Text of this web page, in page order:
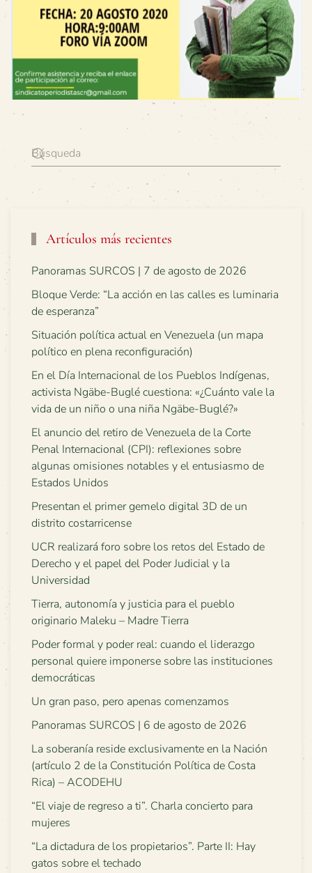
Artículos más recientes
Panoramas SURCOS | 7 de agosto de 2026
Bloque Verde: “La acción en las calles es luminaria
de esperanza”
Situación política actual en Venezuela (un mapa
político en plena reconfiguración)
En el Día Internacional de los Pueblos Indígenas,
activista Ngäbe-Buglé cuestiona: «¿Cuánto vale la
vida de un niño o una niña Ngäbe-Buglé?»
El anuncio del retiro de Venezuela de la Corte
Penal Internacional (CPI): reflexiones sobre
algunas omisiones notables y el entusiasmo de
Estados Unidos
Presentan el primer gemelo digital 3D de un
distrito costarricense
UCR realizará foro sobre los retos del Estado de
Derecho y el papel del Poder Judicial y la
Universidad
Tierra, autonomía y justicia para el pueblo
originario Maleku – Madre Tierra
Poder formal y poder real: cuando el liderazgo
personal quiere imponerse sobre las instituciones
democráticas
Un gran paso, pero apenas comenzamos
Panoramas SURCOS | 6 de agosto de 2026
La soberanía reside exclusivamente en la Nación
(artículo 2 de la Constitución Política de Costa
Rica) – ACODEHU
“El viaje de regreso a ti”. Charla concierto para
mujeres
“La dictadura de los propietarios”. Parte II: Hay
gatos sobre el techado